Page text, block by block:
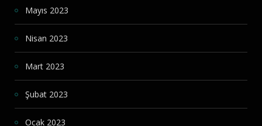
Mayıs 2023
Nisan 2023
Mart 2023
Şubat 2023
Ocak 2023